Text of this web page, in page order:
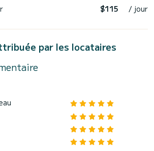
$115 / jour
par les locataires